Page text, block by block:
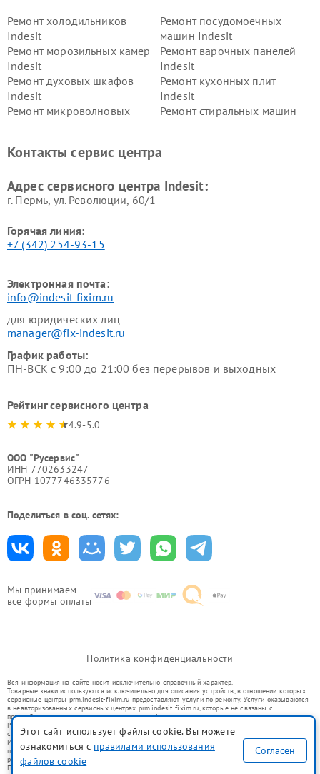
Мы принимаем
все формы оплаты
Ремонт холодильников
Indesit
Ремонт посудомоечных
машин Indesit
Ремонт морозильных камер
Indesit
Ремонт варочных панелей
Indesit
Ремонт духовых шкафов
Indesit
Ремонт кухонных плит
Indesit
Ремонт микроволновых
Ремонт стиральных машин
Indesit
Indesit
Контакты сервис центра
Адрес сервисного центра Indesit:
г. Пермь, ул. ​Революции, 60/1
Горячая линия:
+7 (342) 254-93-15
Электронная почта:
info@indesit-fixim.ru
для юридических лиц
manager@fix-indesit.ru
График работы:
ПН-ВСК с 9:00 до 21:00 без перерывов и выходных
Рейтинг сервисного центра
4.9-5.0
ООО "Русервис"
ИНН 7702633247
ОГРН 1077746335776
Поделиться в соц. сетях:
Политика конфиденциальности
Вся информация на сайте носит исключительно справочный характер.
Товарные знаки используются исключительно для описания устройств, в отношении которых
сервисные центры prm.indesit-fixim.ru предоставляют услуги по ремонту. Услуги оказываются
в неавторизованных сервисных центрах prm.indesit-fixim.ru, которые не связаны с
правообладателями товарных знаков или их официальными представителями.
Ремонт осуществляется для устройств, уже введенных в гражданский оборот в соответствии
со статьей 1487 ГК РФ.
Использование товарных знаков не преследует цели индивидуализации услуг или введения
потребителей в заблуждение, а служит для информирования о предоставляемых услугах по
ремонту техники указанных брендов.
Представленная на сайте информация не является публичной офертой, определяемой
Этот сайт использует файлы cookie. Вы можете
ознакомиться с правилами использования
файлов cookie
Согласен